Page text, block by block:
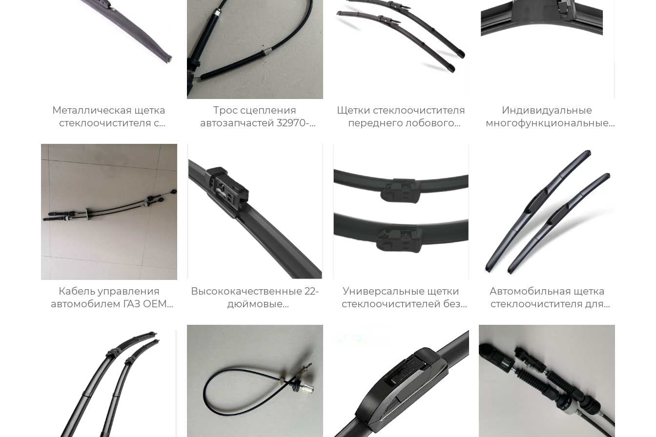
Металлическая щетка
стеклоочистителя с
Трос сцепления
автозапчастей 32970-
Щетки стеклоочистителя
переднего лобового
стеклоочиститель
лобового стекла
Индивидуальные
многофункциональные
щетки стеклоочистителя
автомобильных деталей
стеклоочистители
лобового стекла
Кабель управления
автомобилем ГАЗ OEM
кабель A31R321703016
Высококачественные 22-
дюймовые
премиум-класса OEM
подходят для Chevrolet
Impala 2013-2006
Универсальные щетки
стеклоочистителей без
стеклоочистителей U-
образной формы
Автомобильная щетка
стеклоочистителя для
многофункциональные
автомобильные щетки
стеклоочистителей